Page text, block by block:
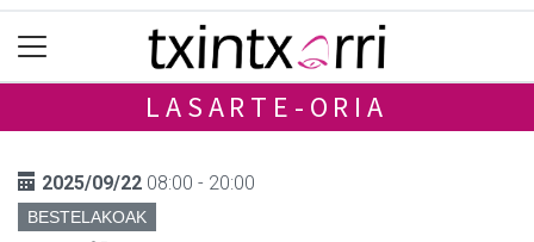
LASARTE-ORIA
2025/09/22 08:00 - 20:00
BESTELAKOAK